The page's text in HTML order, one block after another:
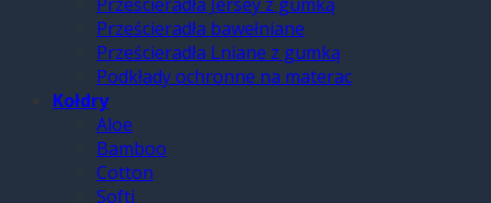
Prześcieradła bawełniane
Prześcieradła Lniane z gumką
Podkłady ochronne na materac
Kołdry
Aloe
Bamboo
Cotton
Softi